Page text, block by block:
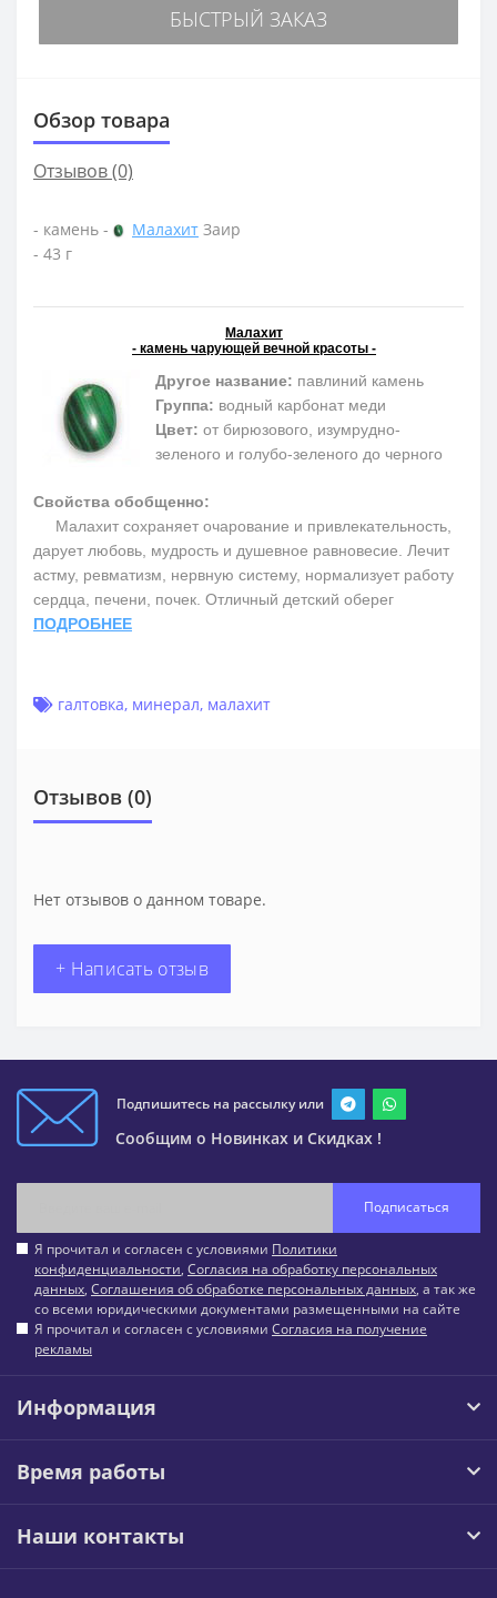
БЫСТРЫЙ ЗАКАЗ
Обзор товара
Отзывов (0)
- камень - Малахит Заир
- 43 г
Малахит
- камень чарующей вечной красоты -
Другое название: павлиний камень
Группа: водный карбонат меди
Цвет: от бирюзового, изумрудно-
зеленого и голубо-зеленого до черного
Свойства обобщенно:
Малахит сохраняет очарование и привлекательность,
дарует любовь, мудрость и душевное равновесие. Лечит
астму, ревматизм, нервную систему, нормализует работу
сердца, печени, почек. Отличный детский оберег
ПОДРОБНЕЕ
галтовка, минерал, малахит
Отзывов (0)
Нет отзывов о данном товаре.
+ Написать отзыв
Подпишитесь на рассылку или
Сообщим о Новинках и Скидках !
Подписаться
Я прочитал и согласен с условиями Политики
конфиденциальности, Согласия на обработку персональных
данных, Соглашения об обработке персональных данных, а так же
со всеми юридическими документами размещенными на сайте
Я прочитал и согласен с условиями Согласия на получение
рекламы
Информация
Время работы
Наши контакты